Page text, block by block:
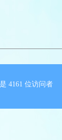
4161 位访问者